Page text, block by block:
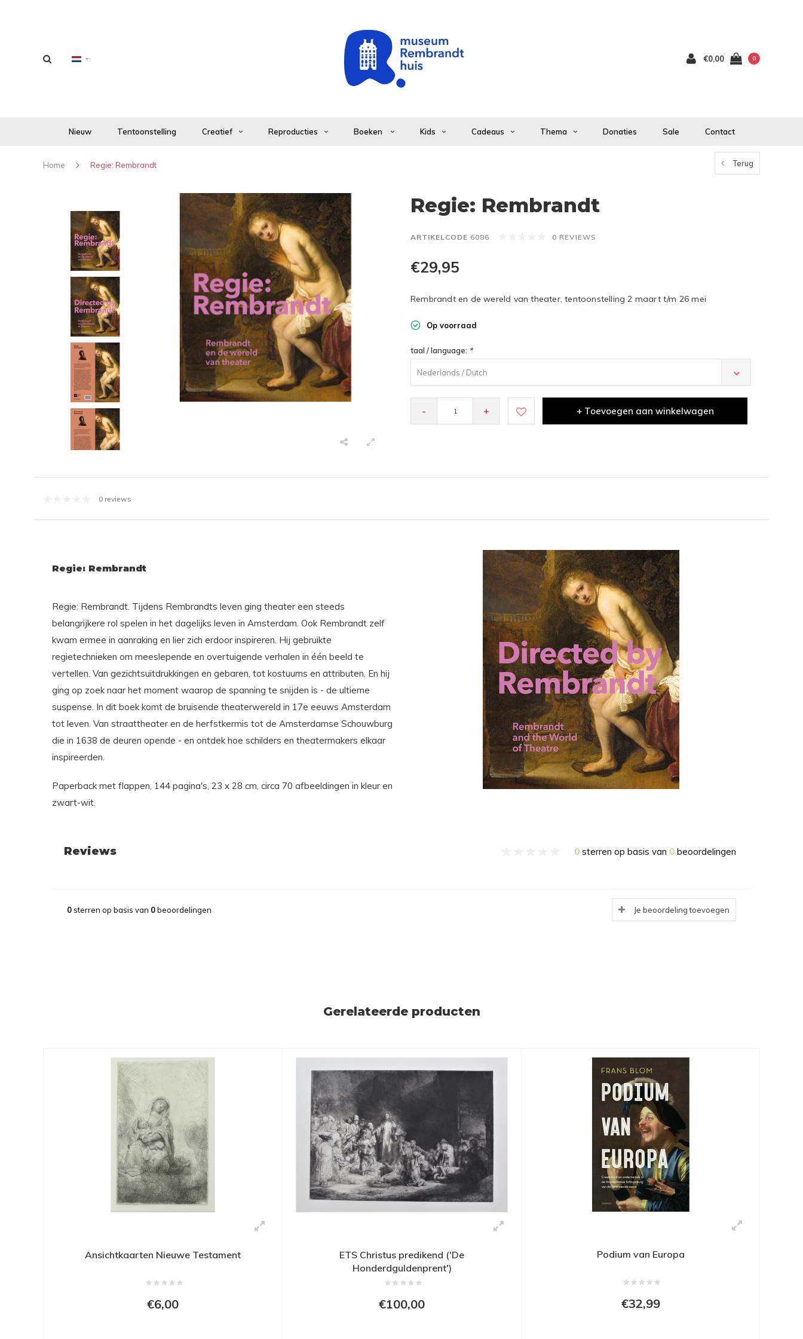
€0,00 0
Nieuw Tentoonstelling Creatief Reproducties Boeken Kids Cadeaus Thema Donaties Sale Contact
Home Regie: Rembrandt Terug
Regie: Rembrandt
ARTIKELCODE 6086 0 REVIEWS
€29,95
Rembrandt en de wereld van theater, tentoonstelling 2 maart t/m 26 mei
Op voorraad
taal / language: *
Nederlands / Dutch
- + + Toevoegen aan winkelwagen
0 reviews
Regie: Rembrandt
Regie: Rembrandt. Tijdens Rembrandts leven ging theater een steeds
belangrijkere rol spelen in het dagelijks leven in Amsterdam. Ook Rembrandt zelf
kwam ermee in aanraking en lier zich erdoor inspireren. Hij gebruikte
regietechnieken om meeslepende en overtuigende verhalen in één beeld te
vertellen. Van gezichtsuitdrukkingen en gebaren, tot kostuums en attributen. En hij
ging op zoek naar het moment waarop de spanning te snijden is - de ultieme
suspense. In dit boek komt de bruisende theaterwereld in 17e eeuws Amsterdam
tot leven. Van straattheater en de herfstkermis tot de Amsterdamse Schouwburg
die in 1638 de deuren opende - en ontdek hoe schilders en theatermakers elkaar
inspireerden.
Paperback met flappen, 144 pagina's, 23 x 28 cm, circa 70 afbeeldingen in kleur en
zwart-wit.
Reviews 0 sterren op basis van 0 beoordelingen
0sterren op basis van 0beoordelingen Je beoordeling toevoegen
Gerelateerde producten
Ansichtkaarten Nieuwe Testament
€6,00
ETS Christus predikend ('De
Honderdguldenprent')
€100,00
Podium van Europa
€32,99